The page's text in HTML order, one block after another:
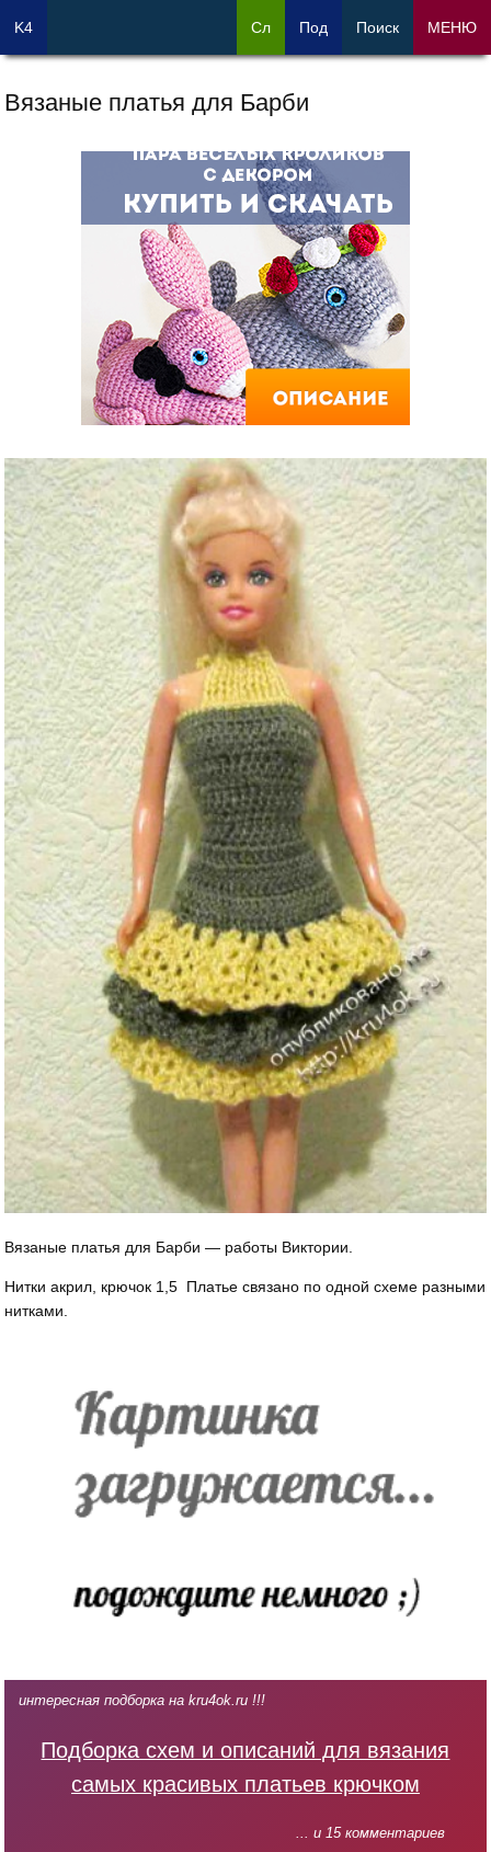
Вязаные платья для Барби
Вязаные платья для Барби — работы Виктории.
Нитки акрил, крючок 1,5 Платье связано по одной схеме разными
нитками.
интересная подборка на kru4ok.ru !!!
Подборка схем и описаний для вязания
самых красивых платьев крючком
... и 15 комментариев
K4 Сл Под Поиск МЕНЮ